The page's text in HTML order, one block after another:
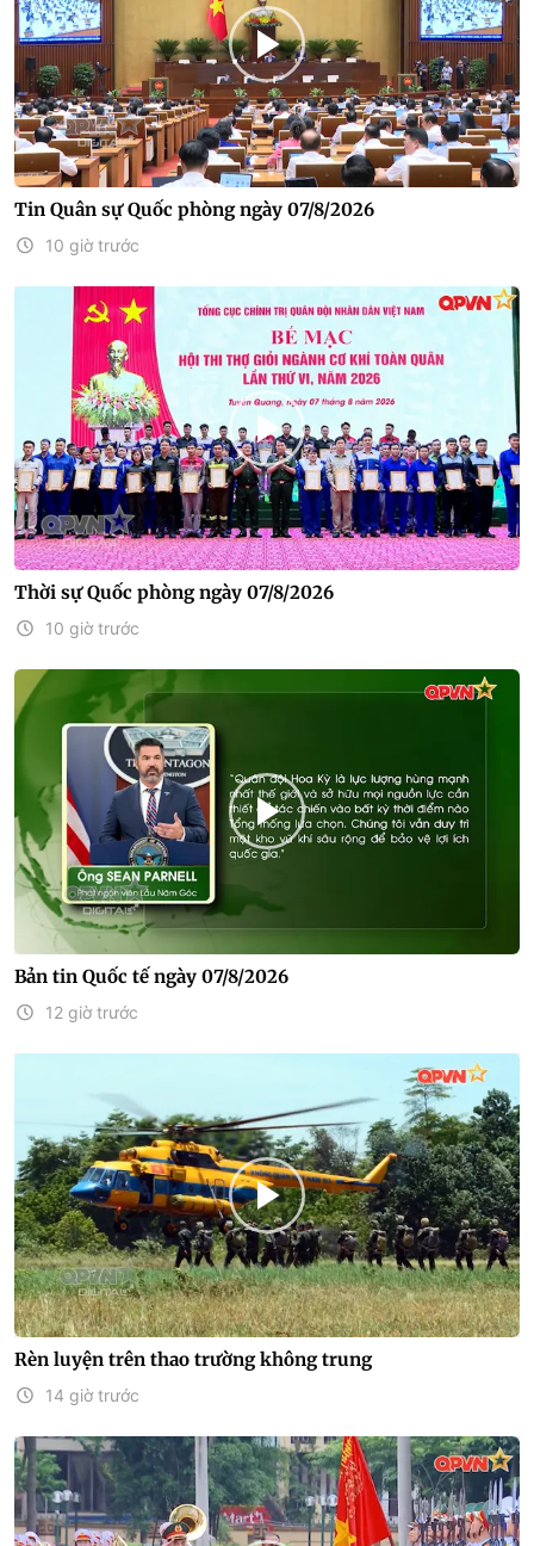
Tin Quân sự Quốc phòng ngày 07/8/2026
10 giờ trước
Thời sự Quốc phòng ngày 07/8/2026
10 giờ trước
Bản tin Quốc tế ngày 07/8/2026
12 giờ trước
Rèn luyện trên thao trường không trung
14 giờ trước